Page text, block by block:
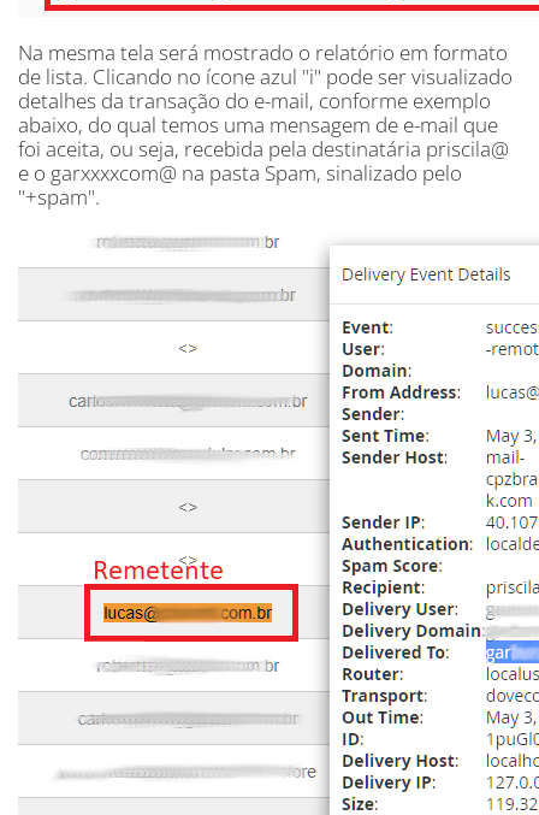
Na mesma tela será mostrado o relatório em formato
de lista. Clicando no ícone azul "i" pode ser visualizado
detalhes da transação do e-mail, conforme exemplo
abaixo, do qual temos uma mensagem de e-mail que
foi aceita, ou seja, recebida pela destinatária priscila@
e o garxxxxcom@ na pasta Spam, sinalizado pelo
"+spam".